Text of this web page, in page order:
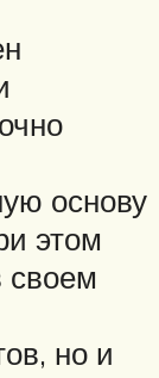
основу
этом
своем
но и